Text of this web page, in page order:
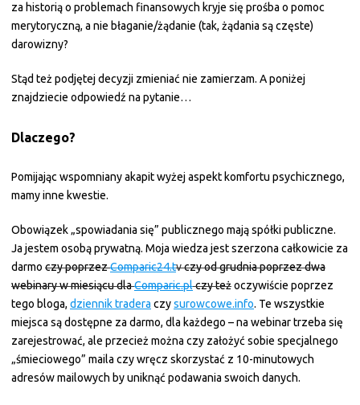
za historią o problemach finansowych kryje się prośba o pomoc
merytoryczną, a nie błaganie/żądanie (tak, żądania są częste)
darowizny?
Stąd też podjętej decyzji zmieniać nie zamierzam. A poniżej
znajdziecie odpowiedź na pytanie…
Dlaczego?
Pomijając wspomniany akapit wyżej aspekt komfortu psychicznego,
mamy inne kwestie.
Obowiązek „spowiadania się” publicznego mają spółki publiczne.
Ja jestem osobą prywatną. Moja wiedza jest szerzona całkowicie za
darmo czy poprzezComparic24.tvczy od grudnia poprzez dwa
webinary w miesiącu dlaComparic.plczy teżoczywiście poprzez
tego bloga, dziennik tradera czysurowcowe.info. Te wszystkie
miejsca są dostępne za darmo, dla każdego – na webinar trzeba się
zarejestrować, ale przecież można czy założyć sobie specjalnego
„śmieciowego” maila czy wręcz skorzystać z 10-minutowych
adresów mailowych by uniknąć podawania swoich danych.